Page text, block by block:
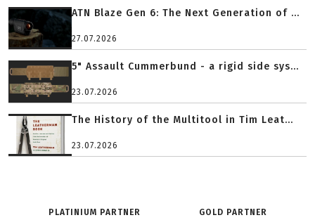
ATN Blaze Gen 6: The Next Generation of ...
27.07.2026
5" Assault Cummerbund - a rigid side sys...
23.07.2026
The History of the Multitool in Tim Leat...
23.07.2026
PLATINIUM PARTNER GOLD PARTNER